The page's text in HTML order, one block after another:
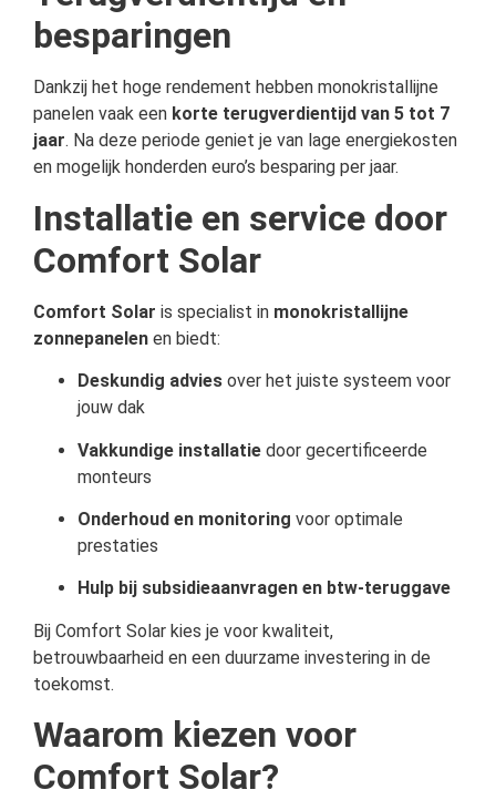
besparingen
Dankzij het hoge rendement hebben monokristallijne
panelen vaak een korte terugverdientijd van 5 tot 7
jaar. Na deze periode geniet je van lage energiekosten
en mogelijk honderden euro’s besparing per jaar.
Installatie en service door
Comfort Solar
Comfort Solar is specialist in monokristallijne
zonnepanelen en biedt:
Deskundig advies over het juiste systeem voor
jouw dak
Vakkundige installatie door gecertificeerde
monteurs
Onderhoud en monitoring voor optimale
prestaties
Hulp bij subsidieaanvragen en btw-teruggave
Bij Comfort Solar kies je voor kwaliteit,
betrouwbaarheid en een duurzame investering in de
toekomst.
Waarom kiezen voor
Comfort Solar?